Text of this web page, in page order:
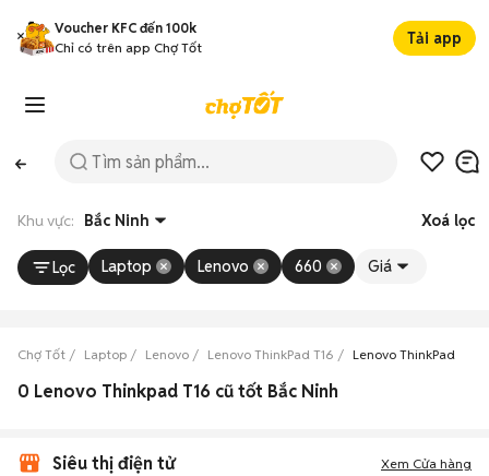
Voucher KFC đến 100k
Chỉ có trên app Chợ Tốt
Tải app
Khu vực: Bắc Ninh Xoá lọc
Lọc Laptop Lenovo 660 Giá
Chợ Tốt Laptop Lenovo Lenovo ThinkPad T16 Lenovo ThinkPad T16
0 Lenovo Thinkpad T16 cũ tốt Bắc Ninh
Siêu thị điện tử Xem Cửa hàng